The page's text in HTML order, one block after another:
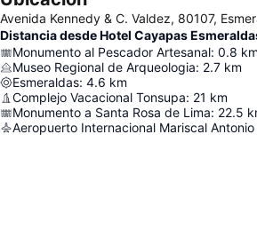
Avenida Kennedy & C. Valdez, 80107,
Distancia desde Hotel Cayapas
Monumento al Pescador Artesanal: 0.8 km
Museo Regional de Arqueologia: 2.7 km
Esmeraldas: 4.6 km
Complejo Vacacional Tonsupa: 21 km
Monumento a Santa Rosa de Lima: 22.5